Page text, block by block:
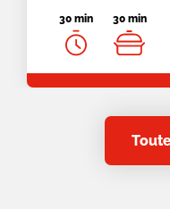
30 min 30 min